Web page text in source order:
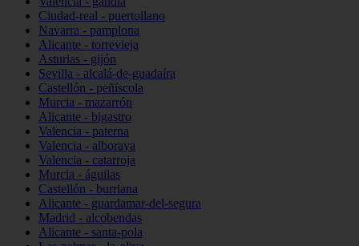
Ciudad-real - puertollano
Navarra - pamplona
Alicante - torrevieja
Asturias - gijón
Sevilla - alcalá-de-guadaíra
Castellón - peñíscola
Murcia - mazarrón
Alicante - bigastro
Valencia - paterna
Valencia - alboraya
Valencia - catarroja
Murcia - águilas
Castellón - burriana
Alicante - guardamar-del-segura
Madrid - alcobendas
Alicante - santa-pola